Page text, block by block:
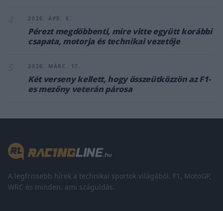
2026. ÁPR. 6.
Pérezt megdöbbenti, mire vitte együtt korábbi
csapata, motorja és technikai vezetője
2026. MÁRC. 17.
Két verseny kellett, hogy összeütközzön az F1-
es mezőny veterán párosa
A legfrissebb hírek a technikai sportok világából. F1, MotoGP,
WRC és minden, ami száguldás.